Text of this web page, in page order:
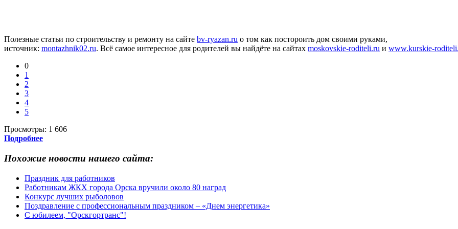
Полезные статьи по строительству и ремонту на сайте bv-ryazan.ru о том как постороить дом своими руками,
источник: montazhnik02.ru. Всё самое интересное для родителей вы найдёте на сайтах moskovskie-roditeli.ru и www.kurskie-
0
1
2
3
4
5
Просмотры: 1 606
Подробнее
Похожие новости нашего сайта:
Праздник для работников
Работникам ЖКХ города Орска вручили около 80 наград
Конкурс лучших рыболовов
Поздравление с профессиональным праздником – «Днем энергетика»
С юбилеем, "Орскгортранс"!